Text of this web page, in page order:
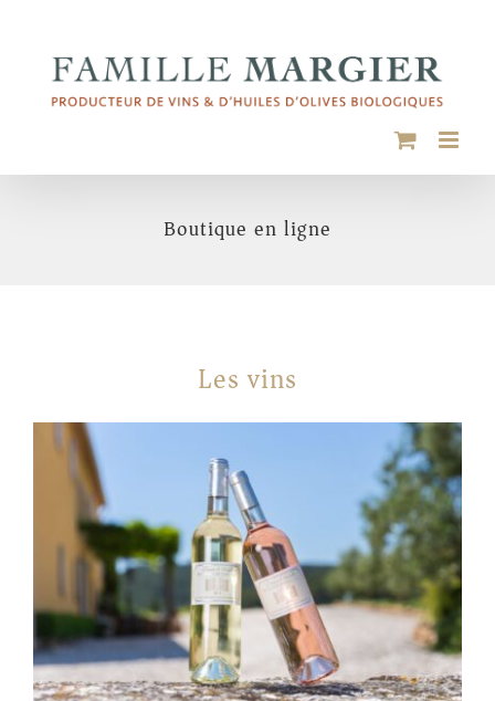
contenu
Boutique en ligne
Les vins